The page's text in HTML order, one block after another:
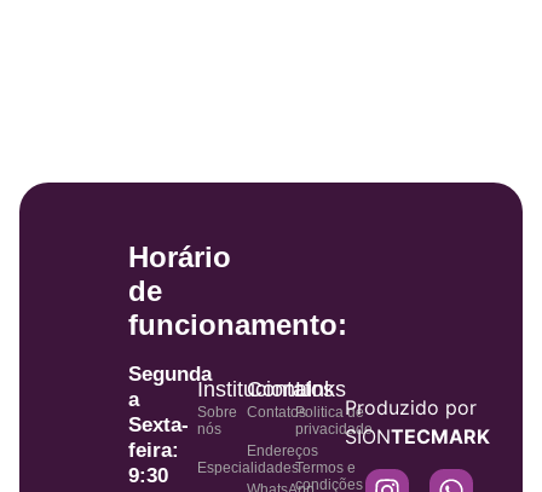
Horário
de
funcionamento:
Segunda
a
Sexta-
feira:
9:30
Institucional
Sobre
nós
Especialidades
Contatos
Contatos
Endereços
Links
Politica de
privacidade
Termos e
condições
Produzido por
SIONTECMARK